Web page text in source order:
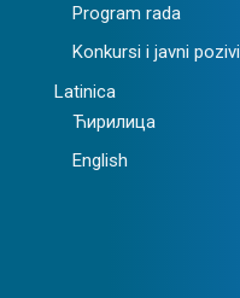
Program rada
Konkursi i javni pozivi
Latinica
Ћирилица
English